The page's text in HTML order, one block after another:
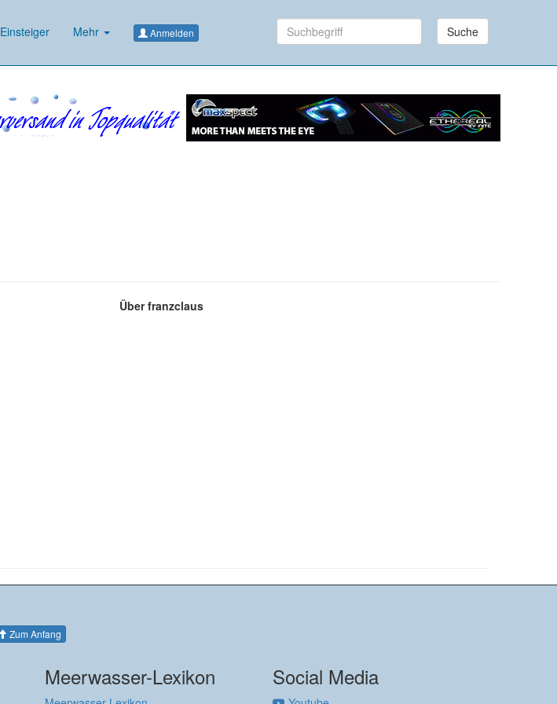
Einsteiger Mehr Anmelden Suche
Über franzclaus
Zum Anfang
Meerwasser-Lexikon Social Media